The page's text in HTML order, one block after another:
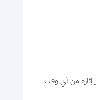
إثارة من أي وقت